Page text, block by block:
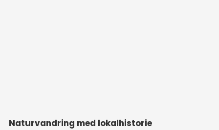
Naturvandring med lokalhistorie